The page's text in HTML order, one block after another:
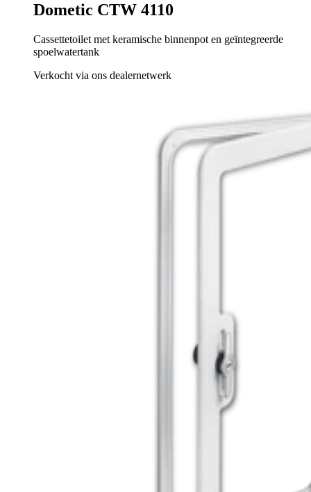
Dometic CTW 4110
Cassettetoilet met keramische binnenpot en geïntegreerde
spoelwatertank
Verkocht via ons dealernetwerk